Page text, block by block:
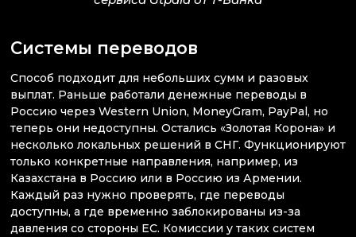
Системы переводов
Способ подходит для небольших сумм и разовых
выплат. Раньше работали денежные переводы в
Россию через Western Union, MoneyGram, PayPal, но
теперь они недоступны. Остались «Золотая Корона» и
несколько локальных решений в СНГ. Функционируют
только конкретные направления, например, из
Казахстана в Россию или в Россию из Армении.
Каждый раз нужно проверять, где переводы
доступны, а где временно заблокированы из-за
давления со стороны ЕС. Комиссии у таких систем